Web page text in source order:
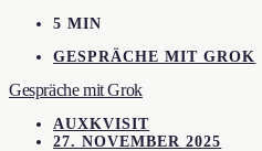
5 MIN
GESPRÄCHE MIT GROK
Gespräche mit Grok
AUXKVISIT
27. NOVEMBER 2025